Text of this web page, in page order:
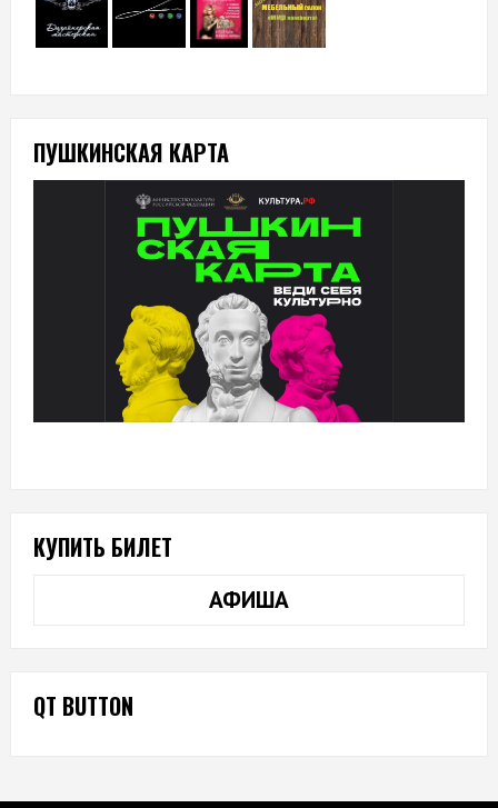
ПУШКИНСКАЯ КАРТА
КУПИТЬ БИЛЕТ
АФИША
QT BUTTON